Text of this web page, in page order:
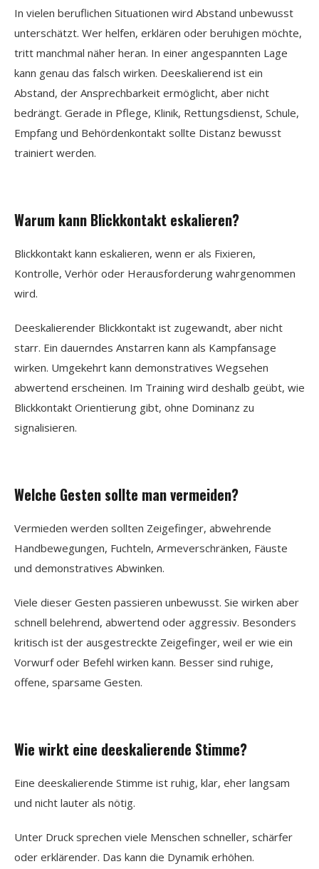
In vielen beruflichen Situationen wird Abstand unbewusst
unterschätzt. Wer helfen, erklären oder beruhigen möchte,
tritt manchmal näher heran. In einer angespannten Lage
kann genau das falsch wirken. Deeskalierend ist ein
Abstand, der Ansprechbarkeit ermöglicht, aber nicht
bedrängt. Gerade in Pflege, Klinik, Rettungsdienst, Schule,
Empfang und Behördenkontakt sollte Distanz bewusst
trainiert werden.
Warum kann Blickkontakt eskalieren?
Blickkontakt kann eskalieren, wenn er als Fixieren,
Kontrolle, Verhör oder Herausforderung wahrgenommen
wird.
Deeskalierender Blickkontakt ist zugewandt, aber nicht
starr. Ein dauerndes Anstarren kann als Kampfansage
wirken. Umgekehrt kann demonstratives Wegsehen
abwertend erscheinen. Im Training wird deshalb geübt, wie
Blickkontakt Orientierung gibt, ohne Dominanz zu
signalisieren.
Welche Gesten sollte man vermeiden?
Vermieden werden sollten Zeigefinger, abwehrende
Handbewegungen, Fuchteln, Armeverschränken, Fäuste
und demonstratives Abwinken.
Viele dieser Gesten passieren unbewusst. Sie wirken aber
schnell belehrend, abwertend oder aggressiv. Besonders
kritisch ist der ausgestreckte Zeigefinger, weil er wie ein
Vorwurf oder Befehl wirken kann. Besser sind ruhige,
offene, sparsame Gesten.
Wie wirkt eine deeskalierende Stimme?
Eine deeskalierende Stimme ist ruhig, klar, eher langsam
und nicht lauter als nötig.
Unter Druck sprechen viele Menschen schneller, schärfer
oder erklärender. Das kann die Dynamik erhöhen.